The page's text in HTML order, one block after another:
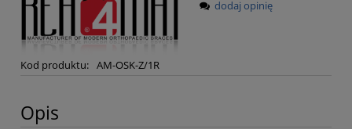
Kod produktu: AM-OSK-Z/1R
dodaj opinię
Opis